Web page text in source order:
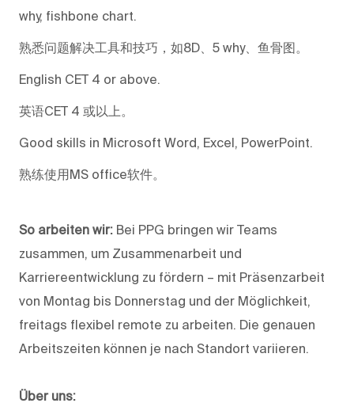
why, fishbone chart.
熟悉问题解决工具和技巧，如8D、5 why、鱼骨图。
English CET 4 or above.
英语CET 4 或以上。
Good skills in Microsoft Word, Excel, PowerPoint.
熟练使用MS office软件。
So arbeiten wir: Bei PPG bringen wir Teams
zusammen, um Zusammenarbeit und
Karriereentwicklung zu fördern – mit Präsenzarbeit
von Montag bis Donnerstag und der Möglichkeit,
freitags flexibel remote zu arbeiten. Die genauen
Arbeitszeiten können je nach Standort variieren.
Über uns: